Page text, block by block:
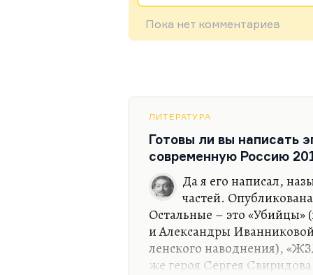
Пока нет комментариев
ЛИТЕРАТУРА
Готовы ли вы написать
современную Россию
Да я его написал,
частей.
Остальные – это
и Александры
ленского наводнения),
же героя Сергея